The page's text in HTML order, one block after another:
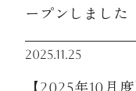
お見積もり
ープンしました
2025.11.25
【2025年10月